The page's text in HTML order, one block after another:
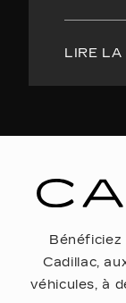
LIRE LA